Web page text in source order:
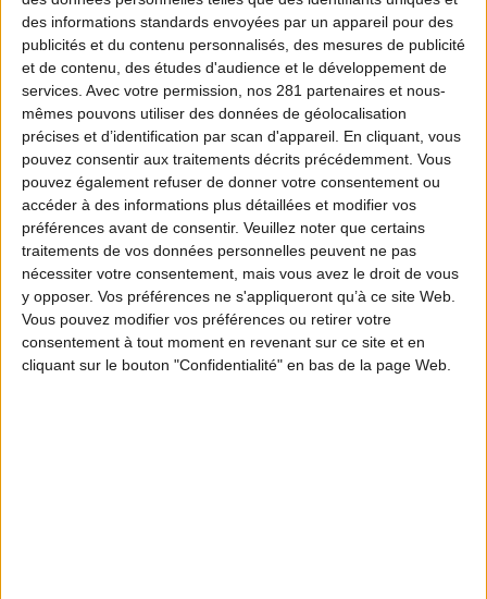
des informations standards envoyées par un appareil pour des
publicités et du contenu personnalisés, des mesures de publicité
et de contenu, des études d'audience et le développement de
services. Avec votre permission, nos 281 partenaires et nous-
mêmes pouvons utiliser des données de géolocalisation
précises et d’identification par scan d'appareil. En cliquant, vous
pouvez consentir aux traitements décrits précédemment. Vous
pouvez également refuser de donner votre consentement ou
accéder à des informations plus détaillées et modifier vos
préférences avant de consentir. Veuillez noter que certains
traitements de vos données personnelles peuvent ne pas
nécessiter votre consentement, mais vous avez le droit de vous
y opposer. Vos préférences ne s'appliqueront qu’à ce site Web.
Vous pouvez modifier vos préférences ou retirer votre
consentement à tout moment en revenant sur ce site et en
cliquant sur le bouton "Confidentialité" en bas de la page Web.
Puis, ce spot interpelle le téléspectateur en lui
posant directement la question : sait-on vraiment
ce qu’est la chasse ?
Ce film fait le pari d’apporter des éléments
concrets de réponse au téléspectateur tout en le
transportant vers une réalité plus personnelle
vécue par chaque chasseur :ce besoin absolu de
reconnexion avec la nature.
Ce spot prend par la main le téléspectateur dans
un long plan-séquence et lui fait vivre, grâce à des